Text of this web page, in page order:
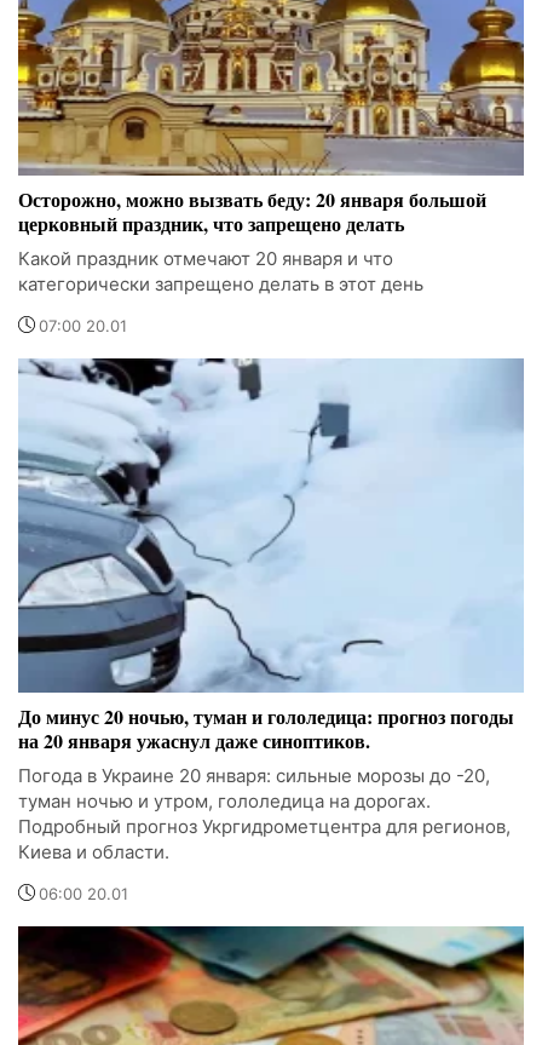
Осторожно, можно вызвать беду: 20 января большой
церковный праздник, что запрещено делать
Какой праздник отмечают 20 января и что
категорически запрещено делать в этот день
07:00 20.01
До минус 20 ночью, туман и гололедица: прогноз погоды
на 20 января ужаснул даже синоптиков.
Погода в Украине 20 января: сильные морозы до -20,
туман ночью и утром, гололедица на дорогах.
Подробный прогноз Укргидрометцентра для регионов,
Киева и области.
06:00 20.01